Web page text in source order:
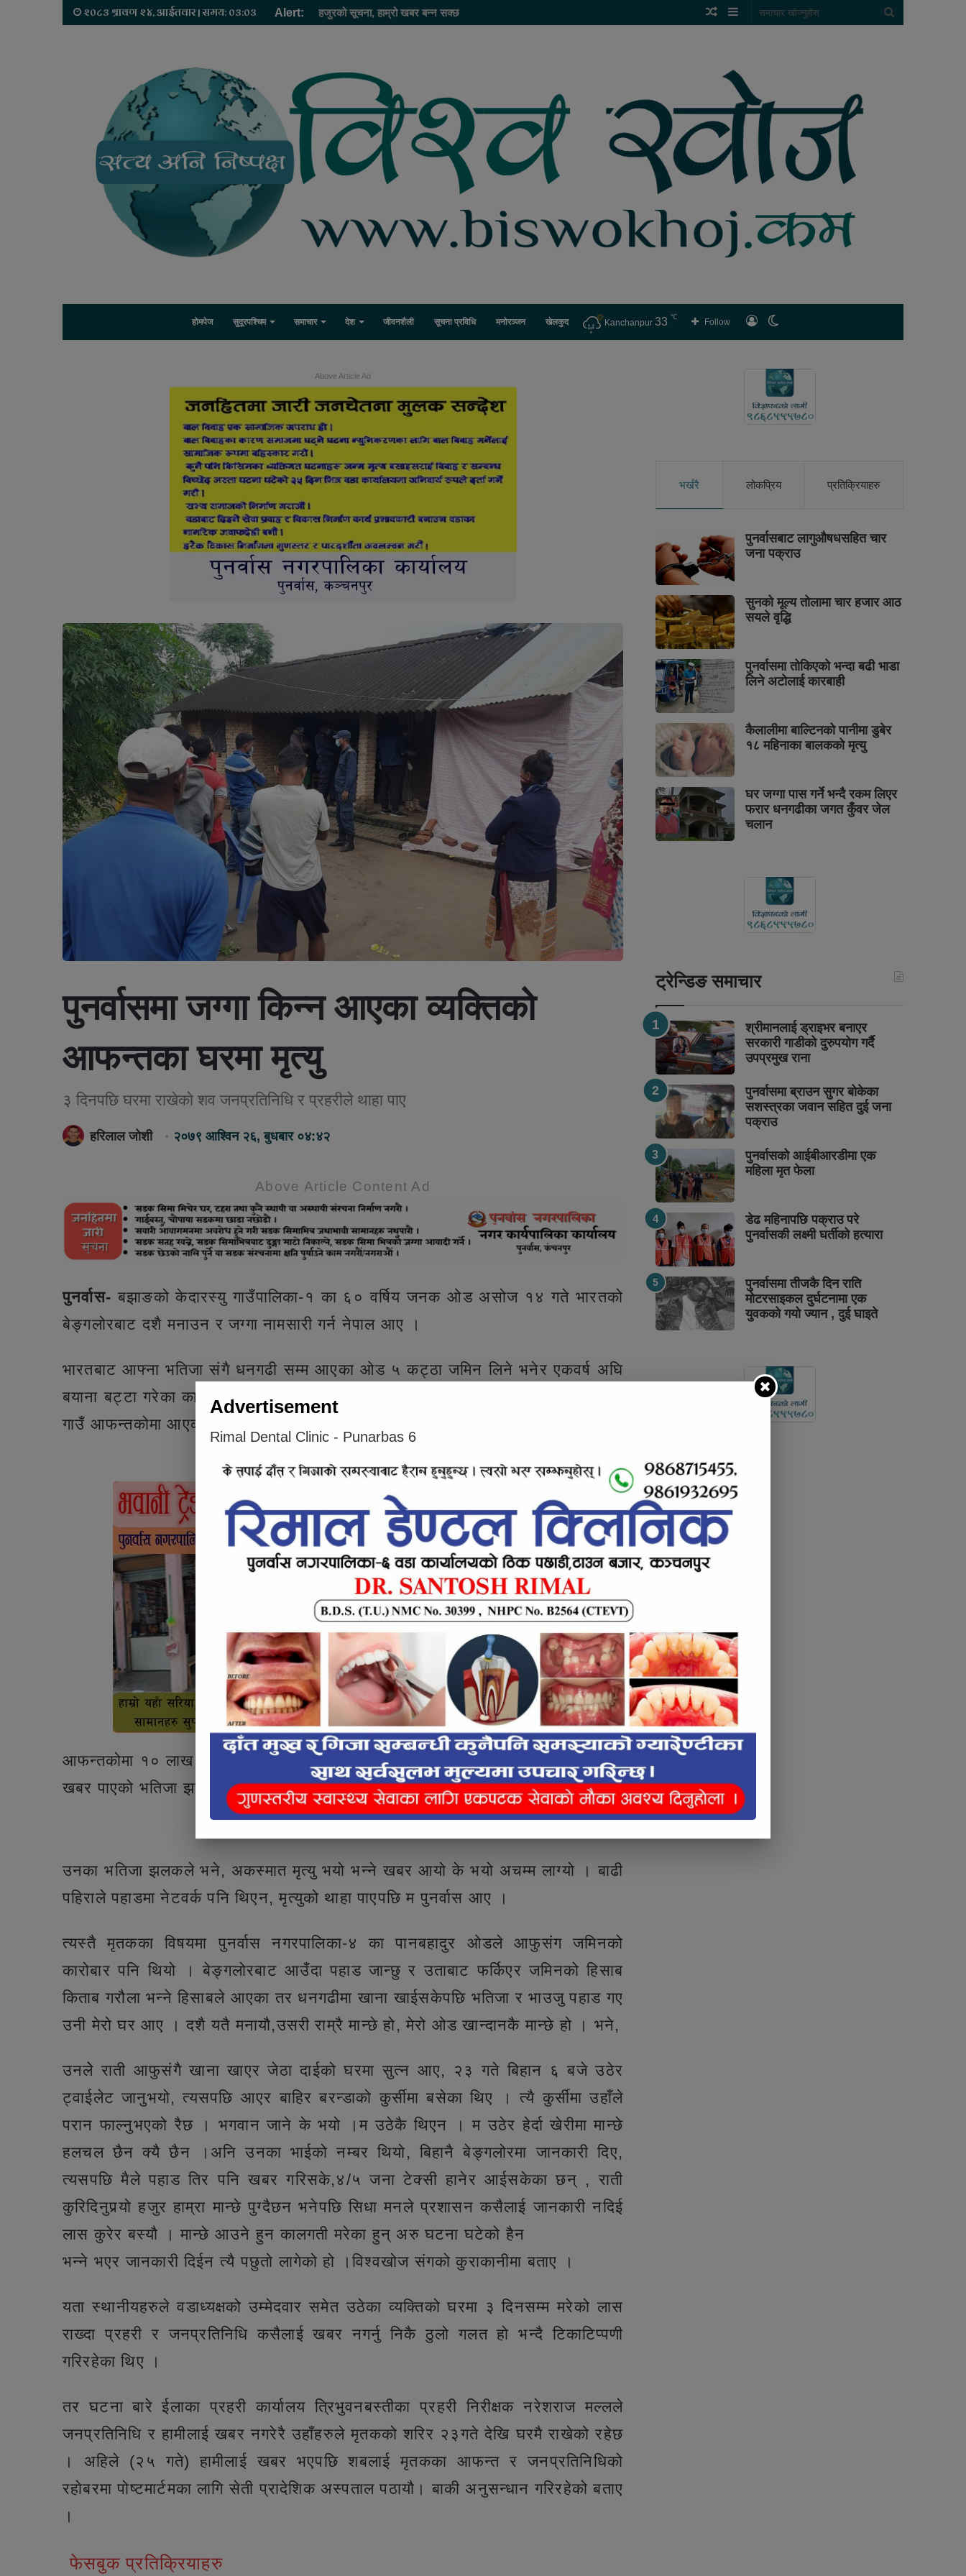
२०८३ श्रावण २४, आईतवार | समय: ०३:०३ Alert: हजुरको सूचना, हाम्रो खबर बन्न सक्छ Sidebar
Random
होमपेज सुदूरपश्चिम समाचार देश जीवनशैली सूचना प्रविधि मनोरञ्जन खेलकुद लगइन
Follow
Kanchanpur 33 ℃
Above Article Ad
पुनर्वासमा जग्गा किन्न आएका व्यक्तिको
आफन्तका घरमा मृत्यु
३ दिनपछि घरमा राखेको शव जनप्रतिनिधि र प्रहरीले थाहा पाए
हरिलाल जोशी २०७९ आश्विन २६, बुधबार ०४:४२
Above Article Content Ad
पुनर्वास- बझाङको केदारस्यु गाउँपालिका-१ का ६० वर्षिय जनक ओड असोज १४ गते भारतको
बेङ्गलोरबाट दशै मनाउन र जग्गा नामसारी गर्न नेपाल आए ।
भारतबाट आफ्ना भतिजा संगै धनगढी सम्म आएका ओड ५ कट्ठा जमिन लिने भनेर एकवर्ष अघि
बयाना बट्टा गरेका कारण जमिन नामसारी गर्नुपर्ने भन्दै कंचनपुरको पुनर्वास नगरपालिका-४ घ-
गाउँ आफन्तकोमा आएको उनका भतिजा झलक ओडले जानकारी दिए ।
Article inline ad #1
आफन्तकोमा १० लाख रुपैयाँ ल्याएर जमिन किन्न पुगेका अंकलको एक हप्तापछि मृत्यु भयो भन्ने
खबर पाएको भतिजा झलकले बताए ।
उनका भतिजा झलकले भने, अकस्मात मृत्यु भयो भन्ने खबर आयो के भयो अचम्म लाग्यो । बाढी
पहिराले पहाडमा नेटवर्क पनि थिएन, मृत्युको थाहा पाएपछि म पुनर्वास आए ।
त्यस्तै मृतकका विषयमा पुनर्वास नगरपालिका-४ का पानबहादुर ओडले आफुसंग जमिनको
कारोबार पनि थियो । बेङ्गलोरबाट आउँदा पहाड जान्छु र उताबाट फर्किएर जमिनको हिसाब
किताब गरौला भन्ने हिसाबले आएका तर धनगढीमा खाना खाईसकेपछि भतिजा र भाउजु पहाड गए
उनी मेरो घर आए । दशै यतै मनायौ,उसरी राम्रै मान्छे हो, मेरो ओड खान्दानकै मान्छे हो । भने,
उनलेे राती आफुसंगै खाना खाएर जेठा दाईको घरमा सुत्न आए, २३ गते बिहान ६ बजे उठेर
ट्वाईलेट जानुभयो, त्यसपछि आएर बाहिर बरन्डाको कुर्सीमा बसेका थिए । त्यै कुर्सीमा उहाँले
परान फाल्नुभएको रैछ । भगवान जाने के भयो ।म उठेकै थिएन । म उठेर हेर्दा खेरीमा मान्छे
हलचल छैन क्यै छैन ।अनि उनका भाईको नम्बर थियो, बिहानै बेङ्गलोरमा जानकारी दिए,
त्यसपछि मैले पहाड तिर पनि खबर गरिसके,४/५ जना टेक्सी हानेर आईसकेका छन् , राती
कुरिदिनुपर्‍यो हजुर हाम्रा मान्छे पुग्दैछन भनेपछि सिधा मनले प्रशासन कसैलाई जानकारी नदिई
लास कुरेर बस्यौ । मान्छे आउने हुन कालगती मरेका हुन् अरु घटना घटेको हैन
भन्ने भएर जानकारी दिईन त्यै पछुतो लागेको हो ।विश्वखोज संगको कुराकानीमा बताए ।
यता स्थानीयहरुले वडाध्यक्षको उम्मेदवार समेत उठेका व्यक्तिको घरमा ३ दिनसम्म मरेको लास
राख्दा प्रहरी र जनप्रतिनिधि कसैलाई खबर नगर्नु निकै ठुलो गलत हो भन्दै टिकाटिप्पणी
गरिरहेका थिए ।
तर घटना बारे ईलाका प्रहरी कार्यालय त्रिभुवनबस्तीका प्रहरी निरीक्षक नरेशराज मल्लले
जनप्रतिनिधि र हामीलाई खबर नगरेरै उहाँहरुले मृतकको शरिर २३गते देखि घरमै राखेको रहेछ
। अहिले (२५ गते) हामीलाई खबर भएपछि शबलाई मृतकका आफन्त र जनप्रतिनिधिको
रहोबरमा पोष्टमार्टमका लागि सेती प्रादेशिक अस्पताल पठायौ। बाकी अनुसन्धान गरिरहेको बताए
।
फेसबुक प्रतिक्रियाहरु
भर्खरै लोकप्रिय प्रतिक्रियाहरु
पुनर्वासबाट लागुऔषधसहित चार
जना पक्राउ
सुनको मूल्य तोलामा चार हजार आठ
सयले वृद्धि
पुनर्वासमा तोकिएको भन्दा बढी भाडा
लिने अटोलाई कारबाही
कैलालीमा बाल्टिनको पानीमा डुबेर
१८ महिनाका बालकको मृत्यु
घर जग्गा पास गर्ने भन्दै रकम लिएर
फरार धनगढीका जगत कुँवर जेल
चलान
ट्रेन्डिङ समाचार
श्रीमानलाई ड्राइभर बनाएर
सरकारी गाडीको दुरुपयोग गर्दै
उपप्रमुख राना
पुनर्वासमा ब्राउन सुगर बोकेका
सशस्त्रका जवान सहित दुई जना
पक्राउ
पुनर्वासको आईबीआरडीमा एक
महिला मृत फेला
डेढ महिनापछि पक्राउ परे
पुनर्वासकी लक्ष्मी घर्तीको हत्यारा
पुनर्वासमा तीजकै दिन राति
मोटरसाइकल दुर्घटनामा एक
युवकको गयो ज्यान , दुई घाइते
Advertisement
Rimal Dental Clinic - Punarbas 6